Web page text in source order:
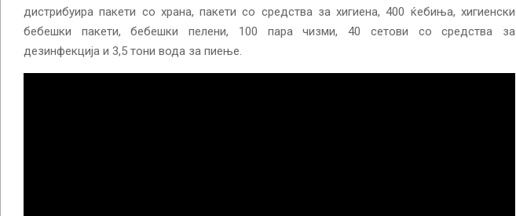
дистрибуира пакети со храна, пакети со средства за хигиена, 400 ќебиња, хигиенски
бебешки пакети, бебешки пелени, 100 пара чизми, 40 сетови со средства за
дезинфекција и 3,5 тони вода за пиење.